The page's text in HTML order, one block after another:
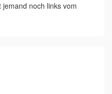
noch links vom